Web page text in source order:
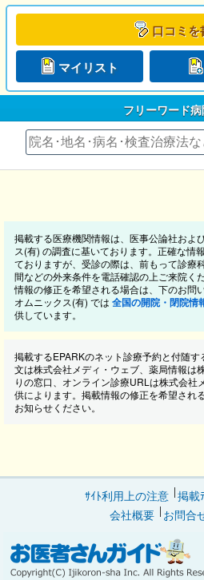
口コミを
マイリスト
フリーワード
掲載する医療機関情報は、医事公論社およ
ス(有) の調査に基いております。正確な情
ておりますが、受診の際は、前もって診療
間などの外来条件を電話確認の上ご来院く
情報の修正を希望される場合は、下のお問
オムニックス(有) では 全国の開院・閉院情
供しています。
掲載するEPARKのネット診療予約と付随す
文は株式会社メディ・ウェブ、薬局情報は
りの窓口、オンライン診療URLは株式会社
供によります。掲載情報の修正を希望され
お知らせください。
ｻｲﾄ利用上の注意 掲載
会社概要
お問合